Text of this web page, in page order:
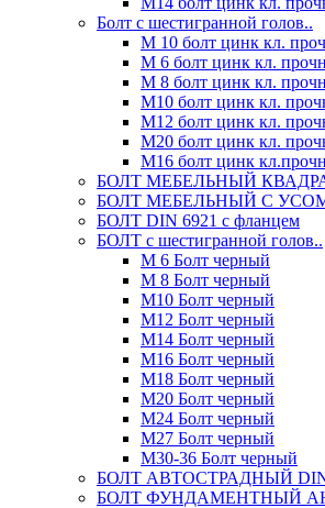
Болт с шестигранной голов..
М 10 болт цинк кл.
М 6 болт цинк кл.
М 8 болт цинк кл.
М10 болт цинк кл.
М12 болт цинк кл.
М20 болт цинк кл.
М16 болт цинк
БОЛТ МЕБЕЛЬНЫЙ
БОЛТ МЕБЕЛЬНЫЙ С
БОЛТ DIN 6921 c фланцем
БОЛТ с шестигранной голов..
М 6 Болт черный
М 8 Болт черный
М10 Болт черный
М12 Болт черный
М14 Болт черный
М16 Болт черный
М18 Болт черный
М20 Болт черный
М24 Болт черный
М27 Болт черный
М30-36 Болт черный
БОЛТ АВТОСТРАДНЫЙ DIN
БОЛТ ФУНДАМЕНТНЫЙ